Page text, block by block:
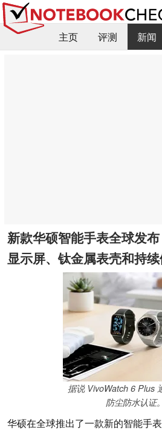
主页 评测
新闻
新款华硕智能手表全球发
显示屏、钛金属表壳和持
据说 VivoWatch 6 Plus
防尘防水认证。
华硕在全球推出了一款新的智能手